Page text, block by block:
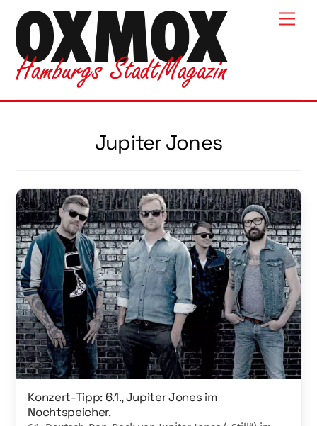
content
Jupiter Jones
Konzert-Tipp: 6.1., Jupiter Jones im
Nochtspeicher.